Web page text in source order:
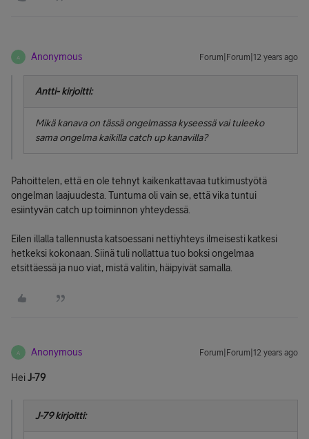
A Anonymous Forum|Forum|12 years ago
Antti- kirjoitti:
Mikä kanava on tässä ongelmassa kyseessä vai tuleeko
sama ongelma kaikilla catch up kanavilla?
Pahoittelen, että en ole tehnyt kaikenkattavaa tutkimustyötä
ongelman laajuudesta. Tuntuma oli vain se, että vika tuntui
esiintyvän catch up toiminnon yhteydessä.
Eilen illalla tallennusta katsoessani nettiyhteys ilmeisesti katkesi
hetkeksi kokonaan. Siinä tuli nollattua tuo boksi ongelmaa
etsittäessä ja nuo viat, mistä valitin, häipyivät samalla.
A Anonymous Forum|Forum|12 years ago
HeiJ-79
J-79 kirjoitti: